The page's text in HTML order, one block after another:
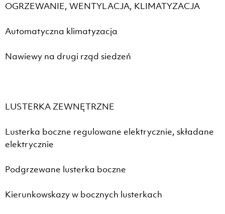
OGRZEWANIE, WENTYLACJA, KLIMATYZACJA
Automatyczna klimatyzacja
Nawiewy na drugi rząd siedzeń
LUSTERKA ZEWNĘTRZNE
Lusterka boczne regulowane elektrycznie, składane
elektrycznie
Podgrzewane lusterka boczne
Kierunkowskazy w bocznych lusterkach